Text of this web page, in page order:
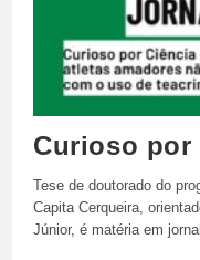
Curioso por
Tese de doutorado do
Capita Cerqueira,
Júnior, é matéria em